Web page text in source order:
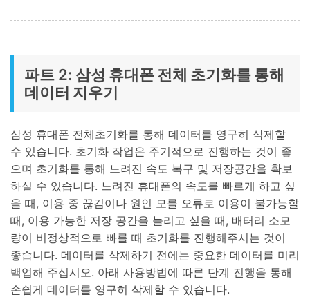
파트 2: 삼성 휴대폰 전체 초기화를 통해
데이터 지우기
삼성 휴대폰 전체초기화를 통해 데이터를 영구히 삭제할
수 있습니다. 초기화 작업은 주기적으로 진행하는 것이 좋
으며 초기화를 통해 느려진 속도 복구 및 저장공간을 확보
하실 수 있습니다. 느려진 휴대폰의 속도를 빠르게 하고 싶
을 때, 이용 중 끊김이나 원인 모를 오류로 이용이 불가능할
때, 이용 가능한 저장 공간을 늘리고 싶을 때, 배터리 소모
량이 비정상적으로 빠를 때 초기화를 진행해주시는 것이
좋습니다. 데이터를 삭제하기 전에는 중요한 데이터를 미리
백업해 주십시오. 아래 사용방법에 따른 단계 진행을 통해
손쉽게 데이터를 영구히 삭제할 수 있습니다.